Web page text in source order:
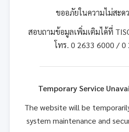
ขออภัยในความไม่สะ
สอบถามข้อมูลเพิ่มเติมได้ที่
โทร. 0 2633 6000 / 0
Temporary Service
The website will be
system maintenance and